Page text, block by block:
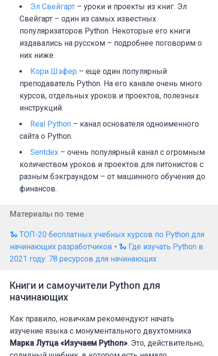
Эл Свейгарт – уроки и проекты из книг. Эл
Свейгарт – один из самых известных
популяризаторов Python. Некоторые его книги
издавались на русском – подробнее поговорим о
них ниже.
Кори Шэфер – еще один популярный
преподаватель Python. На его канале очень много
курсов, отдельных уроков и проектов, полезных
инструкций.
Real Python – канал основателя одноименного
сайта о Python.
Sentdex – очень популярный канал с огромным
количеством уроков и проектов для питонистов с
разным бэкграундом – от машинного обучения до
финансов.
Материалы по теме
🐍 ТОП-20 бесплатных учебных курсов по Python для
начинающих разработчиков • 🐍 Где изучать Python в
2021 году: 78 ресурсов для начинающих
Книги и самоучители Python для
начинающих
Как правило, новичкам рекомендуют начать
изучение языка с монументального двухтомника
Марка Лутца «Изучаем Python». Это, действительно,